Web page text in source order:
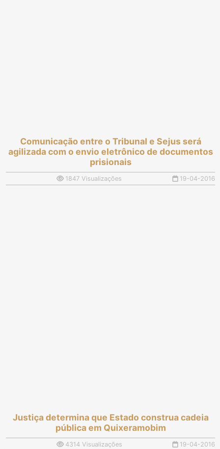
Comunicação entre o Tribunal e Sejus será
agilizada com o envio eletrônico de documentos
prisionais
1847 Visualizações 19-04-2016
Justiça determina que Estado construa cadeia
pública em Quixeramobim
4314 Visualizações 19-04-2016